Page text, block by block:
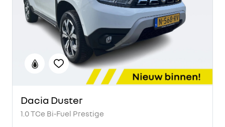
Dacia Duster
1.0 TCe Bi-Fuel Prestige